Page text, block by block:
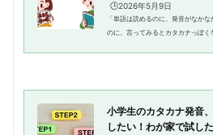
🕒️2026年5月9日
「単語は読めるのに、発音がなか
のに、言ってみるとカタカナっぽ
小学生のカタカナ発音
したい！わが家で試し